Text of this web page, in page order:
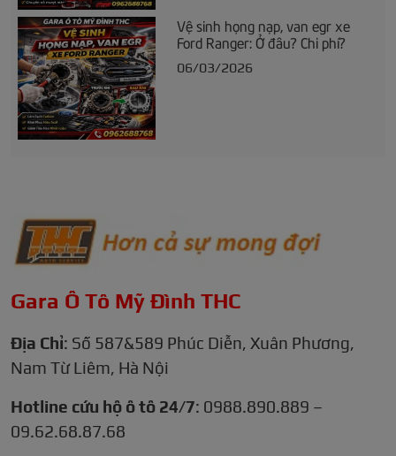
Vệ sinh họng nạp, van egr xe
Ford Ranger: Ở đâu? Chi phí?
06/03/2026
Gara Ô Tô Mỹ Đình THC
Địa Chỉ: Số 587&589 Phúc Diễn, Xuân Phương,
Nam Từ Liêm, Hà Nội
Hotline cứu hộ ô tô 24/7: 0988.890.889 –
09.62.68.87.68